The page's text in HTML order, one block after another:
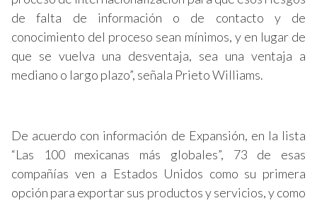
de falta de información o de contacto y de
conocimiento del proceso sean mínimos, y en lugar de
que se vuelva una desventaja, sea una ventaja a
mediano o largo plazo”, señala Prieto Williams.
De acuerdo con información de Expansión, en la lista
“Las 100 mexicanas más globales”, 73 de esas
compañías ven a Estados Unidos como su primera
opción para exportar sus productos y servicios, y como